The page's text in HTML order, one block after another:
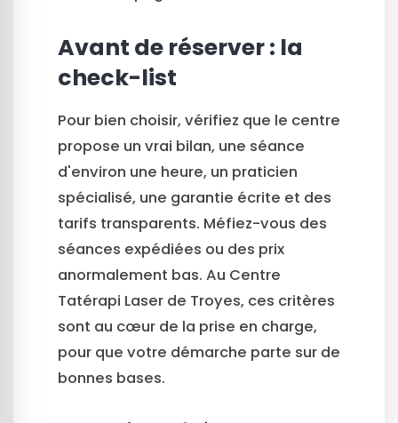
Avant de réserver : la
check-list
Pour bien choisir, vérifiez que le centre
propose un vrai bilan, une séance
d'environ une heure, un praticien
spécialisé, une garantie écrite et des
tarifs transparents. Méfiez-vous des
séances expédiées ou des prix
anormalement bas. Au Centre
Tatérapi Laser de Troyes, ces critères
sont au cœur de la prise en charge,
pour que votre démarche parte sur de
bonnes bases.